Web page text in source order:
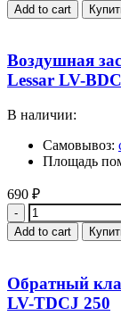
Add to cart
Воздушная
Lessar LV-
В наличии:
Самовывоз:
Площадь
690 ₽
Quantity
Add to cart
Обратный
LV-TDCJ 250